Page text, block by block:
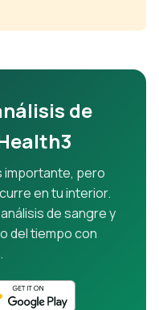
de
importante, pero
en tu interior.
de sangre y
del tiempo con